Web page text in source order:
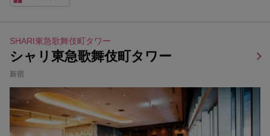
SHARI東急歌舞伎町タワー
シャリ東急歌舞伎町タワー
新宿